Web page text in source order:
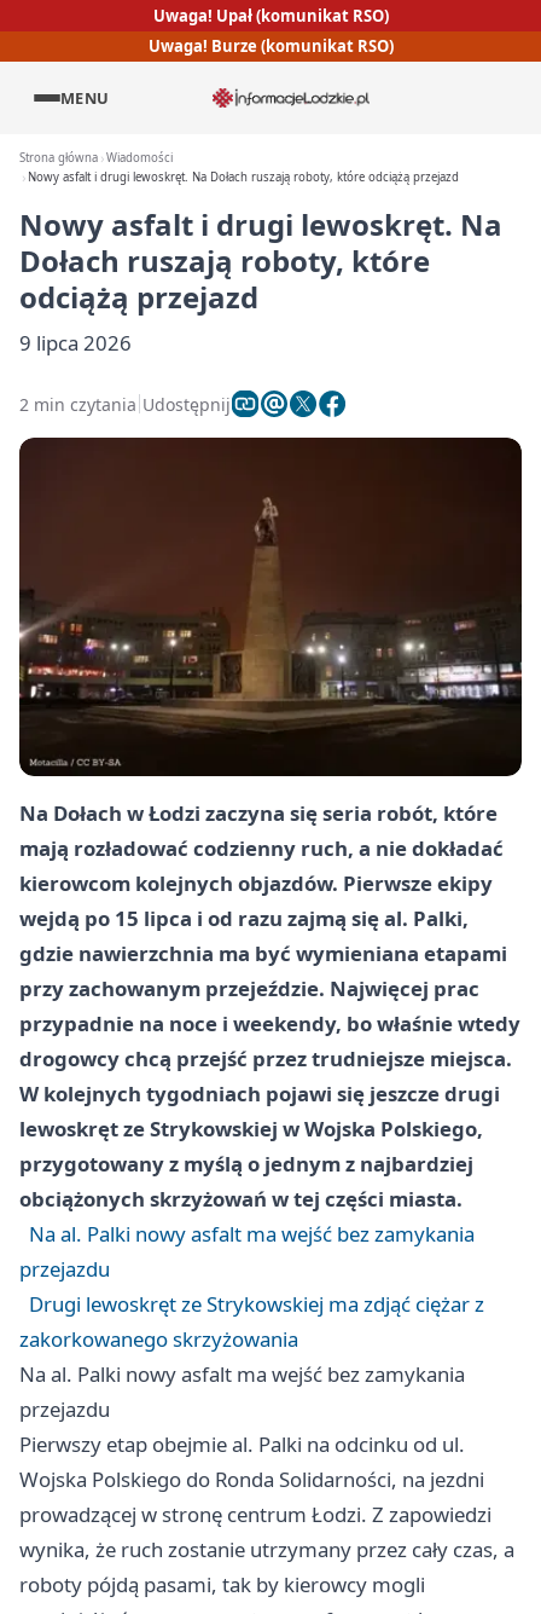
Uwaga! Upał (komunikat RSO)
Uwaga! Burze (komunikat RSO)
MENU
Strona główna Wiadomości
Nowy asfalt i drugi lewoskręt. Na Dołach ruszają roboty, które odciążą przejazd
Nowy asfalt i drugi lewoskręt. Na
Dołach ruszają roboty, które
odciążą przejazd
9 lipca 2026
2 min czytania Udostępnij
Na Dołach w Łodzi zaczyna się seria robót, które
mają rozładować codzienny ruch, a nie dokładać
kierowcom kolejnych objazdów. Pierwsze ekipy
wejdą po 15 lipca i od razu zajmą się al. Palki,
gdzie nawierzchnia ma być wymieniana etapami
przy zachowanym przejeździe. Najwięcej prac
przypadnie na noce i weekendy, bo właśnie wtedy
drogowcy chcą przejść przez trudniejsze miejsca.
W kolejnych tygodniach pojawi się jeszcze drugi
lewoskręt ze Strykowskiej w Wojska Polskiego,
przygotowany z myślą o jednym z najbardziej
obciążonych skrzyżowań w tej części miasta.
Na al. Palki nowy asfalt ma wejść bez zamykania
przejazdu
Drugi lewoskręt ze Strykowskiej ma zdjąć ciężar z
zakorkowanego skrzyżowania
Na al. Palki nowy asfalt ma wejść bez zamykania
przejazdu
Pierwszy etap obejmie al. Palki na odcinku od ul.
Wojska Polskiego do Ronda Solidarności, na jezdni
prowadzącej w stronę centrum Łodzi. Z zapowiedzi
wynika, że ruch zostanie utrzymany przez cały czas, a
roboty pójdą pasami, tak by kierowcy mogli